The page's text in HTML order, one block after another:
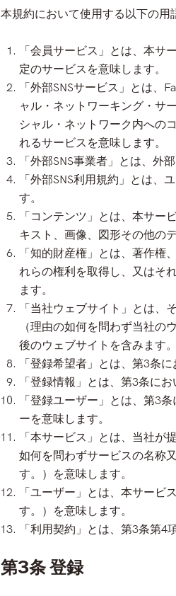
本規約において使用する以下の用
「会員サービス」とは、本
定のサービスを意味します。
「外部SNSサービス」とは、
ャル・ネットワーキング・サ
シャル・ネットワーク内への
れるサービスを意味します。
「外部SNS事業者」とは、外
「外部SNS利用規約」とは、
す。
「コンテンツ」とは、本サー
キスト、画像、図形その他の
「知的財産権」とは、著作権
れらの権利を取得し、又はそ
ます。
「当社ウェブサイト」とは、
（理由の如何を問わず当社
後のウェブサイトを含みます
「登録希望者」とは、第3条
「登録情報」とは、第3条に
「登録ユーザー」とは、第3
ーを意味します。
「本サービス」とは、当社
如何を問わずサービスの名称
す。）を意味します。
「ユーザー」とは、本サービ
す。）を意味します。
「利用契約」とは、第3条第4
第3条 登録